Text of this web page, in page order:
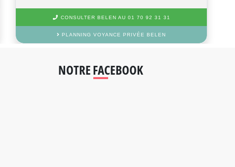
CONSULTER PIERRE AU 01 70 92 31 31
PLANNING VOYANCE PRIVÉE PIERRE
NOTRE FACEBOOK